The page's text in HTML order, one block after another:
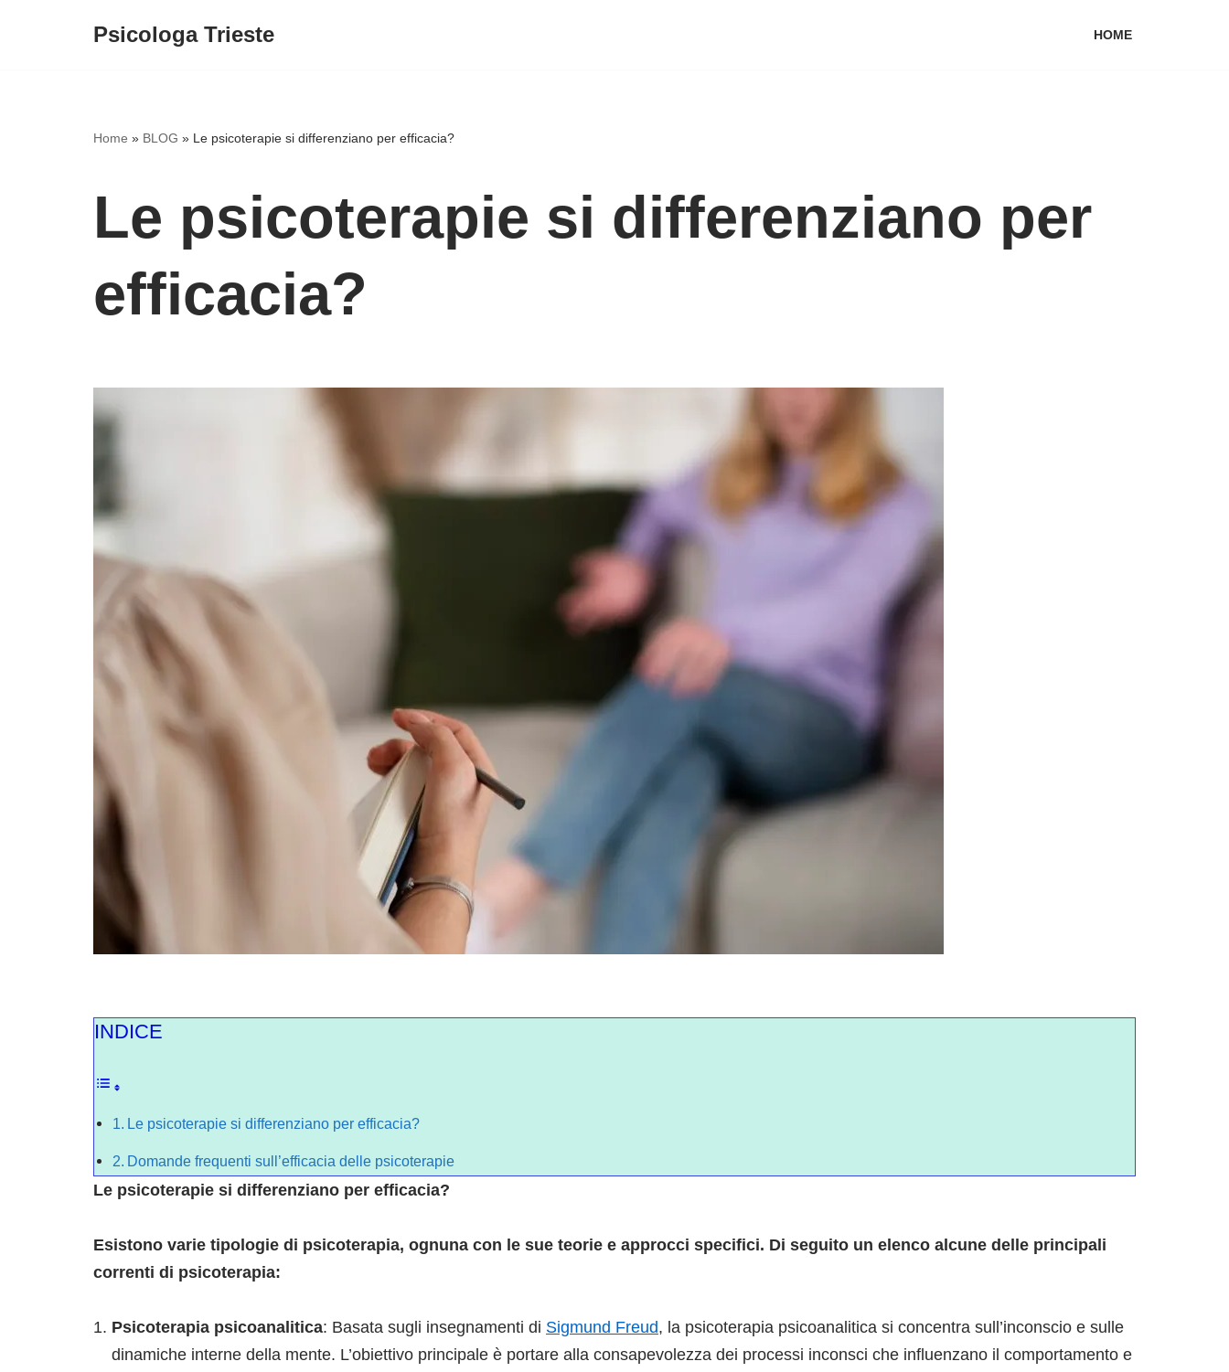
Psicologa Trieste HOME
Home » BLOG » Le psicoterapie si differenziano per efficacia?
Le psicoterapie si differenziano per
efficacia?
INDICE
Le psicoterapie si differenziano per efficacia?
Domande frequenti sull’efficacia delle psicoterapie
Le psicoterapie si differenziano per efficacia?
Esistono varie tipologie di psicoterapia, ognuna con le sue teorie e approcci specifici. Di seguito un elenco alcune delle principali
correnti di psicoterapia:
Psicoterapia psicoanalitica: Basata sugli insegnamenti di Sigmund Freud, la psicoterapia psicoanalitica si concentra sull’inconscio e sulle
dinamiche interne della mente. L’obiettivo principale è portare alla consapevolezza dei processi inconsci che influenzano il comportamento e